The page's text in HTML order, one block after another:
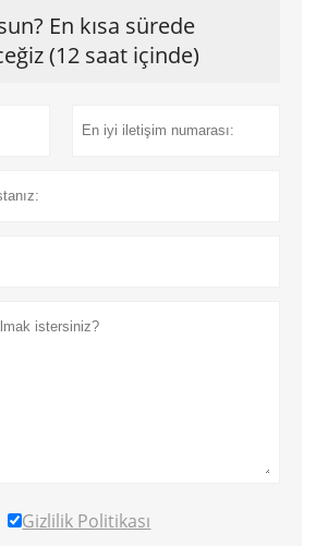
En kısa sürede
(12 saat içinde)
Gizlilik Politikası